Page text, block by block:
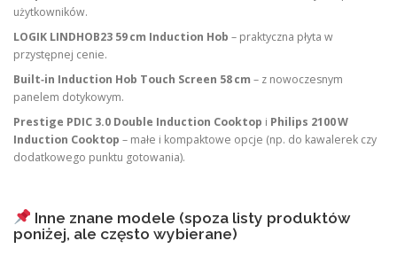
użytkowników.
LOGIK LINDHOB23 59 cm Induction Hob – praktyczna płyta w
przystępnej cenie.
Built‑in Induction Hob Touch Screen 58 cm – z nowoczesnym
panelem dotykowym.
Prestige PDIC 3.0 Double Induction Cooktop i Philips 2100 W
Induction Cooktop – małe i kompaktowe opcje (np. do kawalerek czy
dodatkowego punktu gotowania).
Inne znane modele (spoza listy produktów
poniżej, ale często wybierane)